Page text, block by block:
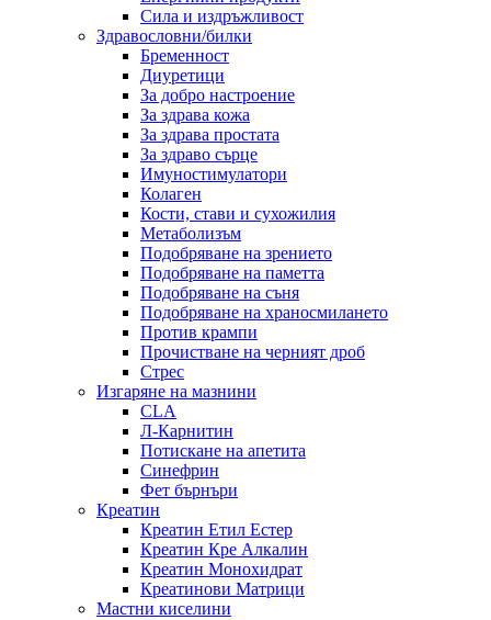
Сила и издръжливост
Здравословни/билки
Бременност
Диуретици
За добро настроение
За здрава кожа
За здрава простата
За здраво сърце
Имуностимулатори
Колаген
Кости, стави и сухожилия
Метаболизъм
Подобряване на зрението
Подобряване на паметта
Подобряване на съня
Подобряване на храносмилането
Против крампи
Прочистване на черният дроб
Стрес
Изгаряне на мазнини
CLA
Л-Карнитин
Потискане на апетита
Синефрин
Фет бърнъри
Креатин
Креатин Етил Естер
Креатин Кре Алкалин
Креатин Монохидрат
Креатинови Матрици
Мастни киселини